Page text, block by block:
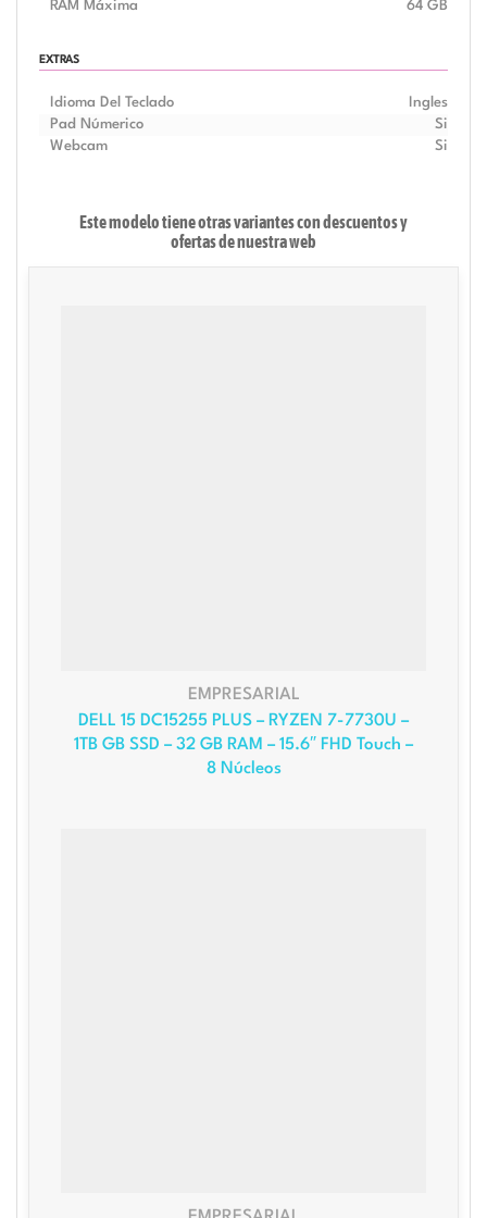
RAM Máxima 64 GB
EXTRAS
Idioma Del Teclado
Ingles
Pad Númerico
Si
Webcam
Si
Este modelo tiene otras variantes con descuentos y
ofertas denuestra web
EMPRESARIAL
DELL 15 DC15255 PLUS – RYZEN 7-7730U –
1TB GB SSD – 32 GB RAM – 15.6″ FHD Touch –
8 Núcleos